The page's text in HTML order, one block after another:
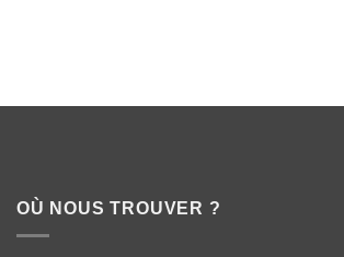
OÙ NOUS TROUVER ?